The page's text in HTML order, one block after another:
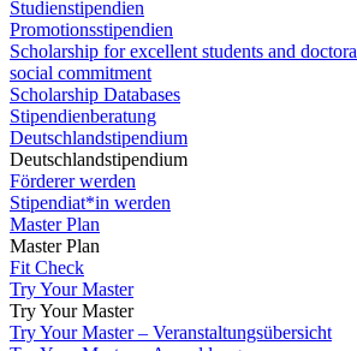
Studienstipendien
Promotionsstipendien
Scholarship for excellent students and
social commitment
Scholarship Databases
Stipendienberatung
Deutschlandstipendium
Deutschlandstipendium
Förderer werden
Stipendiat*in werden
Master Plan
Master Plan
Fit Check
Try Your Master
Try Your Master
Try Your Master – Veranstaltungsübersicht